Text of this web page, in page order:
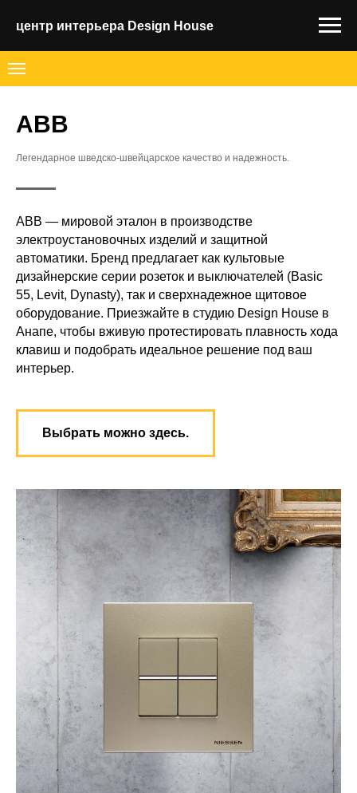
центр интерьера Design House
ABB
Легендарное шведско-швейцарское качество и надежность.
ABB — мировой эталон в производстве
электроустановочных изделий и защитной
автоматики. Бренд предлагает как культовые
дизайнерские серии розеток и выключателей (Basic
55, Levit, Dynasty), так и сверхнадежное щитовое
оборудование. Приезжайте в студию Design House в
Анапе, чтобы вживую протестировать плавность хода
клавиш и подобрать идеальное решение под ваш
интерьер.
Выбрать можно здесь.